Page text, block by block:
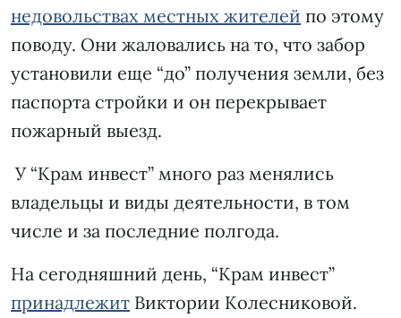
недовольствах местных жителей по этому
поводу. Они жаловались на то, что забор
установили еще “до” получения земли, без
паспорта стройки и он перекрывает
пожарный выезд.
У “Крам инвест” много раз менялись
владельцы и виды деятельности, в том
числе и за последние полгода.
На сегодняшний день, “Крам инвест”
принадлежит Виктории Колесниковой.